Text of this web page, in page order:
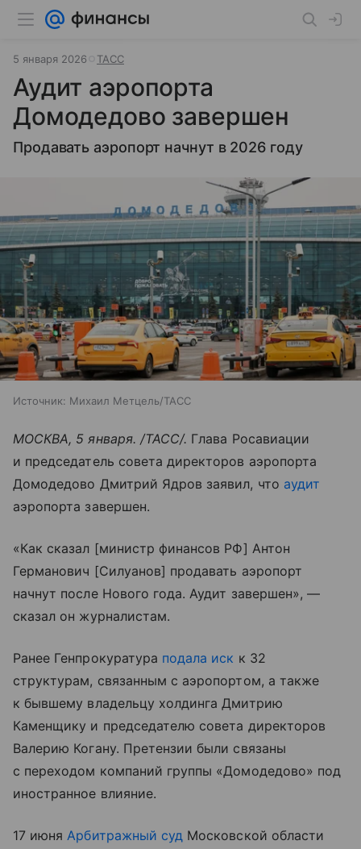
5 января 2026 ТАСС
Аудит аэропорта
Домодедово завершен
Продавать аэропорт начнут в 2026 году
Источник: Михаил Метцель/ТАСС
МОСКВА, 5 января. /ТАСС/. Глава Росавиации
и председатель совета директоров аэропорта
Домодедово Дмитрий Ядров заявил, что аудит
аэропорта завершен.
«Как сказал [министр финансов РФ] Антон
Германович [Силуанов] продавать аэропорт
начнут после Нового года. Аудит завершен», —
сказал он журналистам.
Ранее Генпрокуратура подала иск к 32
структурам, связанным с аэропортом, а также
к бывшему владельцу холдинга Дмитрию
Каменщику и председателю совета директоров
Валерию Когану. Претензии были связаны
с переходом компаний группы «Домодедово» под
иностранное влияние.
17 июняАрбитражный суд Московской области